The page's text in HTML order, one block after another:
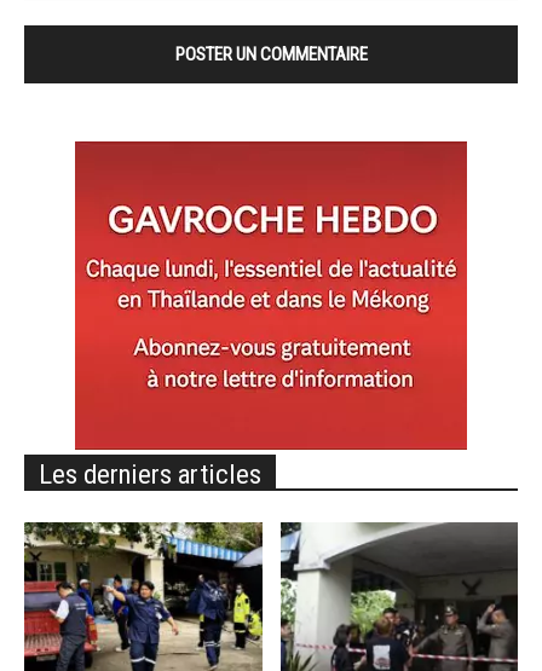
Les derniers articles